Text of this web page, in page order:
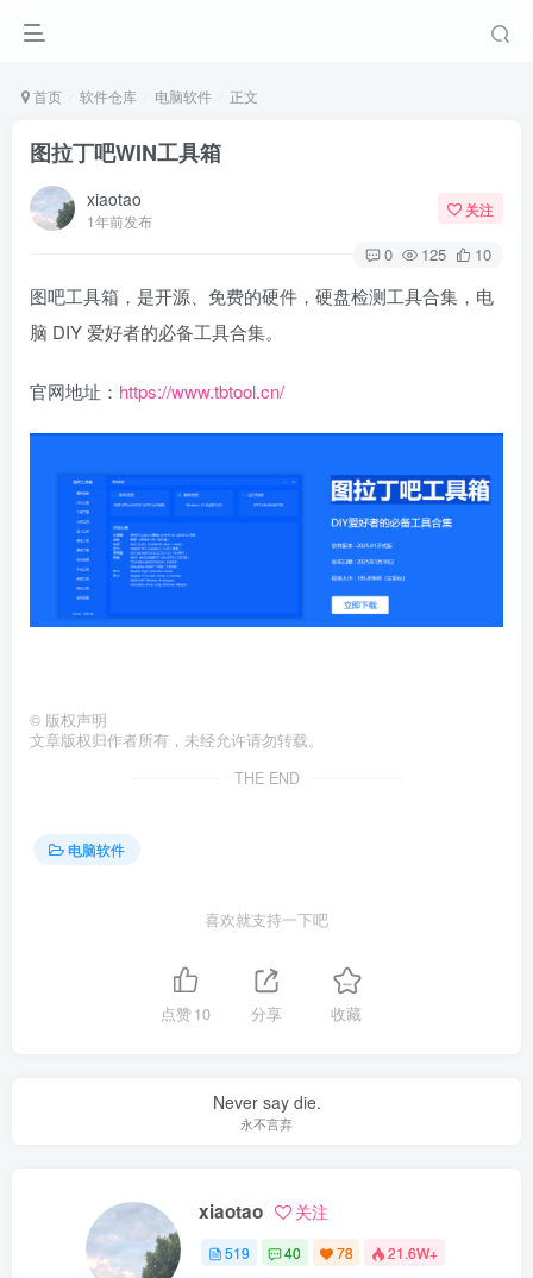
首页 软件仓库 电脑软件 正文
图拉丁吧WIN工具箱
xiaotao
1年前发布
关注
0 125 10
图吧工具箱，是开源、免费的硬件，硬盘检测工具合集，电
脑 DIY 爱好者的必备工具合集。
官网地址： https://www.tbtool.cn/
© 版权声明
文章版权归作者所有，未经允许请勿转载。
THE END
电脑软件
喜欢就支持一下吧
点赞10 分享 收藏
Never say die.
永不言弃
xiaotao 关注
519 40 78 21.6W+